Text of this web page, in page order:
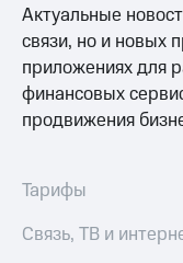
Актуальные
связи, но и новых
приложениях для
финансовых
продвижения
Тарифы
Связь, ТВ и